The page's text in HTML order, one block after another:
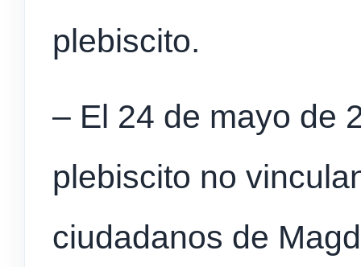
plebiscito.
– El 24 de mayo de
plebiscito no
ciudadanos de